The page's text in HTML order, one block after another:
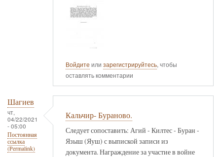
Войдите или зарегистрируйтесь, чтобы
оставлять комментарии
Шагиев
чт,
04/22/2021
- 05:00
Постоянная
ссылка
(Permalink)
Кальчир- Бураново.
Следует сопоставить: Агий - Килтес - Буран -
Языш (Яуш) с выпиской записи из
документа. Награждение за участие в войне